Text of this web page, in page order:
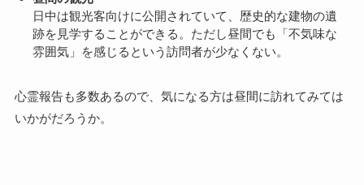
日中は観光客向けに公開されていて、歴史的な建物の遺
跡を見学することができる。ただし昼間でも「不気味な
雰囲気」を感じるという訪問者が少なくない。
心霊報告も多数あるので、気になる方は昼間に訪れてみては
いかがだろうか。